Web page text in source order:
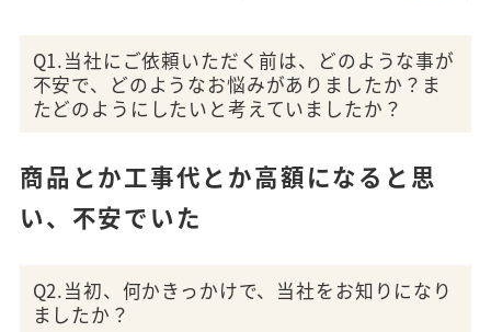
Q1.当社にご依頼いただく前は、どのような事が
不安で、どのようなお悩みがありましたか？ま
たどのようにしたいと考えていましたか？
商品とか工事代とか高額になると思
い、不安でいた
Q2.当初、何かきっかけで、当社をお知りになり
ましたか？